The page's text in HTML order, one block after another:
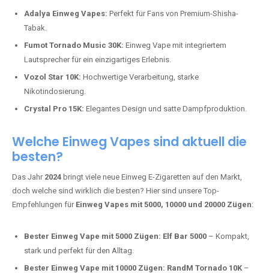
Adalya Einweg Vapes: Perfekt für Fans von Premium-Shisha-
Tabak.
Fumot Tornado Music 30K: Einweg Vape mit integriertem
Lautsprecher für ein einzigartiges Erlebnis.
Vozol Star 10K: Hochwertige Verarbeitung, starke
Nikotindosierung.
Crystal Pro 15K: Elegantes Design und satte Dampfproduktion.
Welche Einweg Vapes sind aktuell die
besten?
Das Jahr 2024 bringt viele neue Einweg E-Zigaretten auf den Markt,
doch welche sind wirklich die besten? Hier sind unsere Top-
Empfehlungen für Einweg Vapes mit 5000, 10000 und 20000 Zügen:
Bester Einweg Vape mit 5000 Zügen: Elf Bar 5000 – Kompakt,
stark und perfekt für den Alltag.
Bester Einweg Vape mit 10000 Zügen: RandM Tornado 10K –